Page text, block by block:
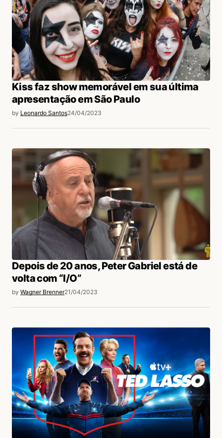
Kiss faz show memorável em sua última
apresentação em São Paulo
by Leonardo Santos24/04/2023
Depois de 20 anos, Peter Gabriel está de
volta com “I/O”
by Wagner Brenner21/04/2023